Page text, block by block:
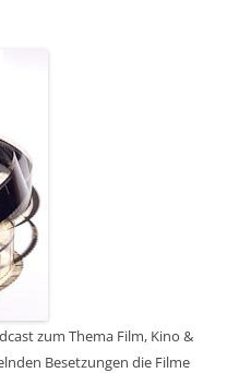
zum Thema Film, Kino &
Besetzungen die Filme